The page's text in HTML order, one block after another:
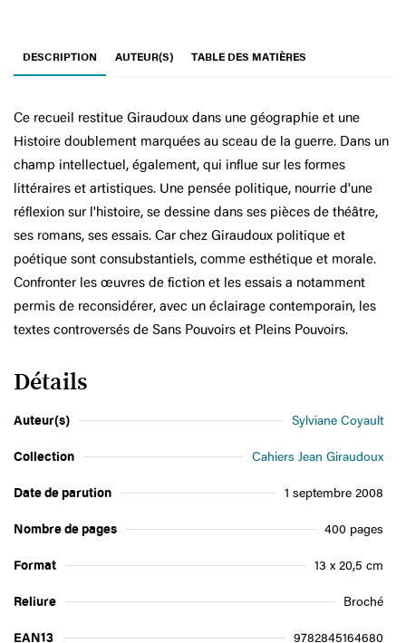
DESCRIPTION AUTEUR(S) TABLE DES MATIÈRES
Ce recueil restitue Giraudoux dans une géographie et une
Histoire doublement marquées au sceau de la guerre. Dans un
champ intellectuel, également, qui influe sur les formes
littéraires et artistiques. Une pensée politique, nourrie d'une
réflexion sur l'histoire, se dessine dans ses pièces de théâtre,
ses romans, ses essais. Car chez Giraudoux politique et
poétique sont consubstantiels, comme esthétique et morale.
Confronter les œuvres de fiction et les essais a notamment
permis de reconsidérer, avec un éclairage contemporain, les
textes controversés de Sans Pouvoirs et Pleins Pouvoirs.
Détails
Auteur(s) Sylviane Coyault
Collection Cahiers Jean Giraudoux
Date de parution 1 septembre 2008
Nombre de pages 400 pages
Format 13 x 20,5 cm
Reliure Broché
EAN13 9782845164680